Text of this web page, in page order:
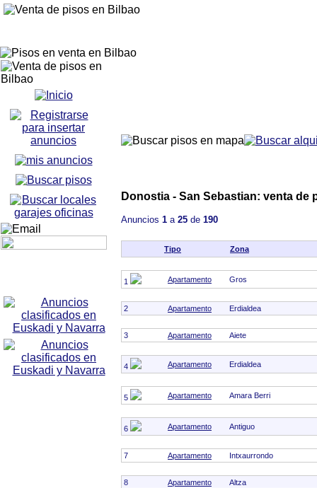
Donostia - San Sebastian: venta de
Anuncios 1 a 25 de 190
Tipo Zona
1 Apartamento Gros
2 Apartamento Erdialdea
3 Apartamento Aiete
4 Apartamento Erdialdea
5 Apartamento Amara Berri
6 Apartamento Antiguo
7 Apartamento Intxaurrondo
8 Apartamento Altza